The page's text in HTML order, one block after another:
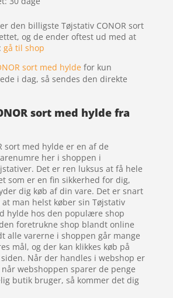
den billigste Tøjstativ CONOR sort
og de ender oftest ud med at
gå til shop
sort med hyldefor kun
i dag, så sendes den direkte
sort med hylde fra
sort med hylde er en af de
her i shoppen i
Det er ren luksus at få hele
som er en fin sikkerhed for dig,
dig køb af din vare. Det er snart
man helst køber sin Tøjstativ
hylde hos den populære shop
foretrukne shop blandt online
alle varerne i shoppen går mange
mål, og der kan klikkes køb på
Når der handles i webshop er
webshoppen sparer de penge
butik bruger, så kommer det dig